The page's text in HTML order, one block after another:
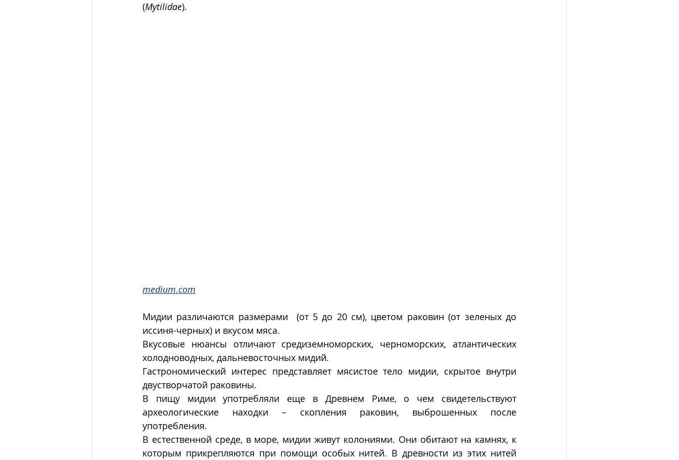
(Mytilidae).
medium.com
Мидии различаются размерами  (от 5 до 20 см), цветом раковин (от зеленых до
иссиня-черных) и вкусом мяса.
Вкусовые нюансы отличают средиземноморских, черноморских, атлантических
холодноводных, дальневосточных мидий.
Гастрономический интерес представляет мясистое тело мидии, скрытое внутри
двустворчатой раковины.
В пищу мидии употребляли еще в Древнем Риме, о чем свидетельствуют
археологические находки – скопления раковин, выброшенных после
употребления.
В естественной среде, в море, мидии живут колониями. Они обитают на камнях, к
которым прикрепляются при помощи особых нитей. В древности из этих нитей